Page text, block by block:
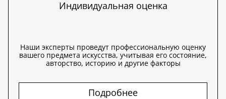
Индивидуальная оценка
Наши эксперты проведут профессиональную оценку
вашего предмета искусства, учитывая его состояние,
авторство, историю и другие факторы
Подробнее